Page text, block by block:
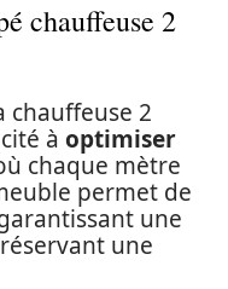
chauffeuse 2
chauffeuse 2
à optimiser
chaque mètre
permet de
une
une